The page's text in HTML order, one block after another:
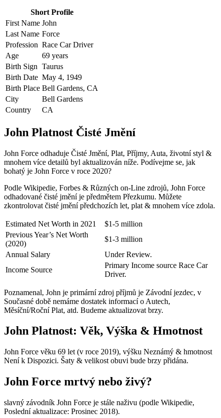
Short Profile
First Name John
Last Name Force
Profession Race Car Driver
Age
69 years
Birth Sign Taurus
Birth Date May 4, 1949
Birth Place Bell Gardens, CA
City
Bell Gardens
Country
CA
John Platnost Čisté Jmění
John Force odhaduje Čisté Jmění, Plat, Příjmy, Auta, životní styl &
mnohem více detailů byl aktualizován níže. Podívejme se, jak
bohatý je John Force v roce 2020?
Podle Wikipedie, Forbes & Různých on-Line zdrojů, John Force
odhadované čisté jmění je předmětem Přezkumu. Můžete
zkontrolovat čisté jmění předchozích let, plat & mnohem více zdola.
Estimated Net Worth in 2021
$1-5 million
Previous Year’s Net Worth
(2020)
$1-3 million
Annual Salary
Under Review.
Income Source
Primary Income source Race Car
Driver.
Poznamenal, John je primární zdroj příjmů je Závodní jezdec, v
Současné době nemáme dostatek informací o Autech,
Měsíční/Roční Plat, atd. Budeme aktualizovat brzy.
John Platnost: Věk, Výška & Hmotnost
John Force věku 69 let (v roce 2019), výšku Neznámý & hmotnost
Není k Dispozici. Šaty & velikost obuvi bude brzy přidána.
John Force mrtvý nebo živý?
slavný závodník John Force je stále naživu (podle Wikipedie,
Poslední aktualizace: Prosinec 2018).